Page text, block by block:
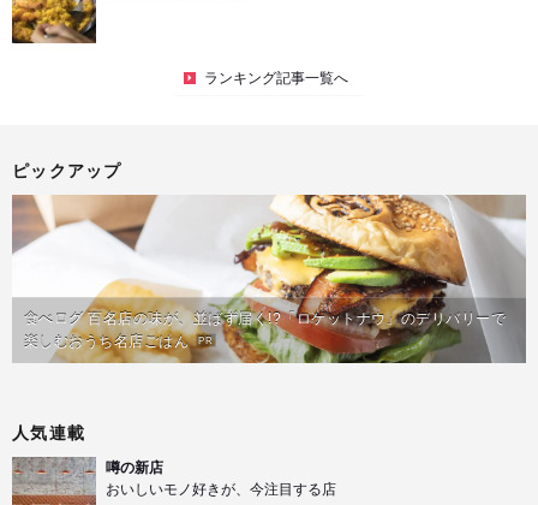
ランキング記事一覧へ
ピックアップ
食べログ 百名店の味が、並ばず届く!?「ロケットナウ」のデリバリーで
楽しむおうち名店ごはん PR
人気連載
噂の新店
おいしいモノ好きが、今注目する店